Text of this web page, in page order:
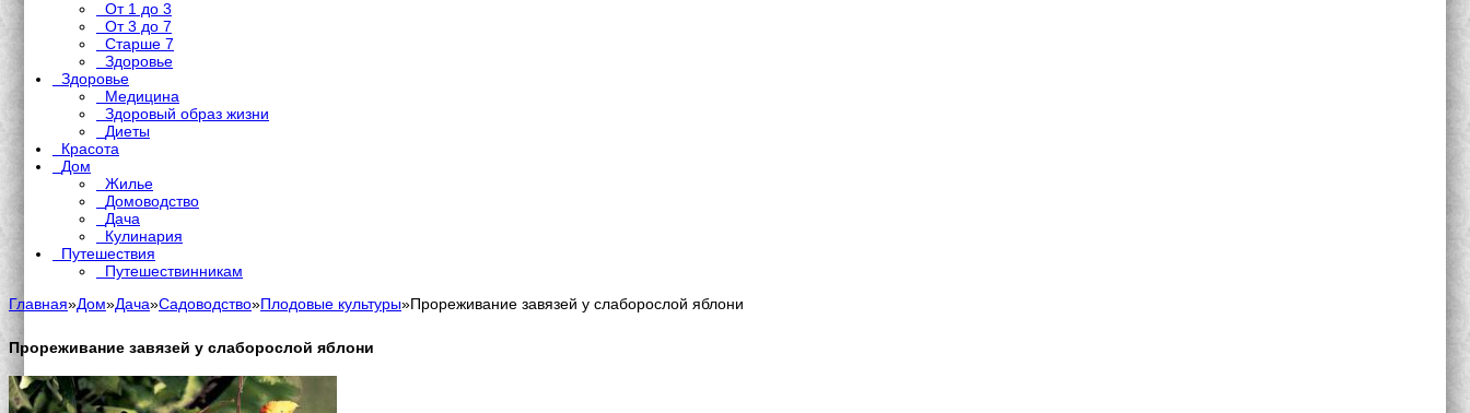
От 1 до 3
От 3 до 7
Старше 7
Здоровье
Здоровье
Медицина
Здоровый образ жизни
Диеты
Красота
Дом
Жилье
Домоводство
Дача
Кулинария
Путешествия
Путешествинникам
Главная»Дом»Дача»Садоводство»Плодовые культуры»Прореживание завязей у слаборослой яблони
Прореживание завязей у слаборослой яблони